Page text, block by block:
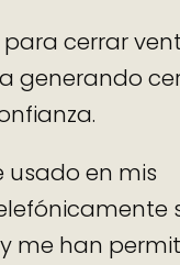
cerrar
generando
usado en mis
me han